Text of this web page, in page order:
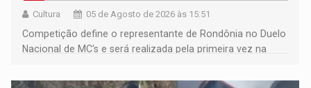
Cultura 05 de Agosto de 2026 às 15:51
Competição define o representante de Rondônia no Duelo
Nacional de MC's e será realizada pela primeira vez na